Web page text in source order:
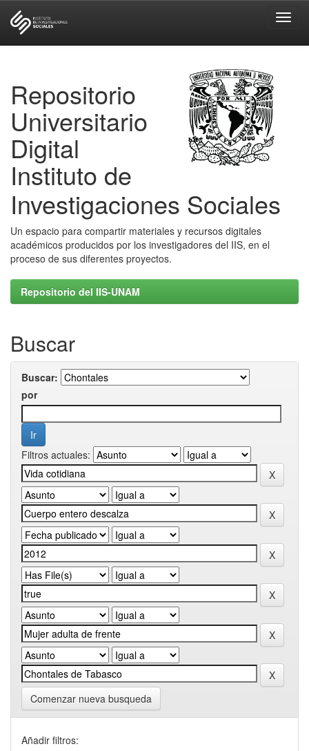
Repositorio
Universitario
Digital
Instituto de
Investigaciones Sociales
Un espacio para compartir materiales y recursos digitales
académicos producidos por los investigadores del IIS, en el
proceso de sus diferentes proyectos.
Repositorio del IIS-UNAM
Buscar
Buscar:
por
Filtros actuales:
Comenzar nueva busqueda
Añadir filtros: